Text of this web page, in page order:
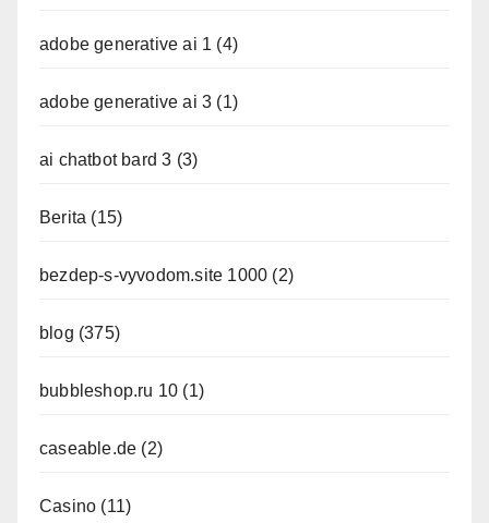
adobe generative ai 1 (4)
adobe generative ai 3 (1)
ai chatbot bard 3 (3)
Berita (15)
bezdep-s-vyvodom.site 1000 (2)
blog (375)
bubbleshop.ru 10 (1)
caseable.de (2)
Casino (11)